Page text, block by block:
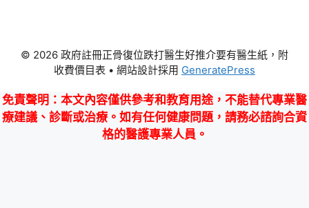
© 2026 政府註冊正骨復位跌打醫生好推介要有醫生紙，附
收費價目表 • 網站設計採用 GeneratePress
免責聲明 ：本文內容僅供參考和教育用途，不能替代專業醫
療建議、診斷或治療。如有任何健康問題，請務必諮詢合資
格的醫護專業人員。